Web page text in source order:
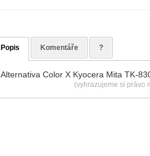
Popis Komentáře ?
Alternativa Color X Kyocera Mita TK-
(vyhrazujeme si právo